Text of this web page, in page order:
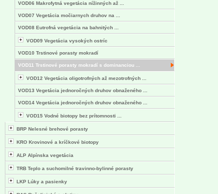
VOD06 Makrofytná vegetácia nížinných až ...
VOD07 Vegetácia močiarnych druhov na ...
VOD08 Eutrofná vegetácia na bahnitých ...
VOD09 Vegetácia vysokých ostríc
VOD10 Trstinové porasty mokradí
VOD11 Trstinové porasty mokradí s dominanciou ...
VOD12 Vegetácia oligotrofných až mezotrofných ...
VOD13 Vegetácia jednoročných druhov obnaženého ...
VOD14 Vegetácia jednoročných druhov obnaženého ...
VOD15 Vodné biotopy bez prítomnosti ...
BRP Nelesné brehové porasty
KRO Krovinové a kríčkové biotopy
ALP Alpínska vegetácia
TRB Teplo a suchomilné travinno-bylinné porasty
LKP Lúky a pasienky